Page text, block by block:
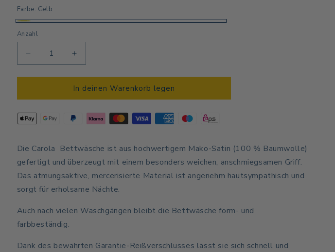
Farbe: Gelb
Anzahl
Anzahl
Verringere
die
Menge
Kinder
-
Erhöhe
die
Menge
für
Kinder
-
In deinen Warenkorb legen
Die Carola Bettwäsche ist aus hochwertigem Mako-Satin (100 % Baumwolle)
gefertigt und überzeugt mit einem besonders weichen, anschmiegsamen Griff.
Das atmungsaktive, mercerisierte Material ist angenehm hautsympathisch und
sorgt für erholsame Nächte.
Auch nach vielen Waschgängen bleibt die Bettwäsche form- und
farbbeständig.
Dank des bewährten Garantie-Reißverschlusses lässt sie sich schnell und